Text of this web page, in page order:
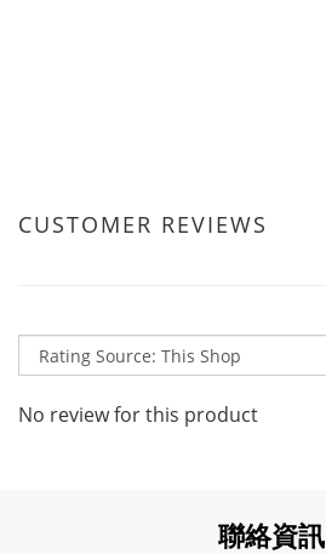
CUSTOMER REVIEWS
No review for this product
聯絡資訊